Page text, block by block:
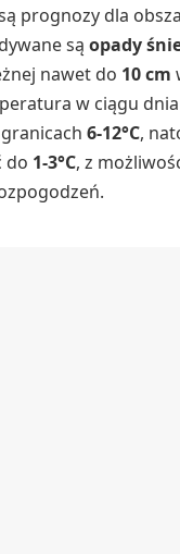
prognozy dla
są opady
nawet do 10 cm
w ciągu
6-12°C,
do 1-3°C, z